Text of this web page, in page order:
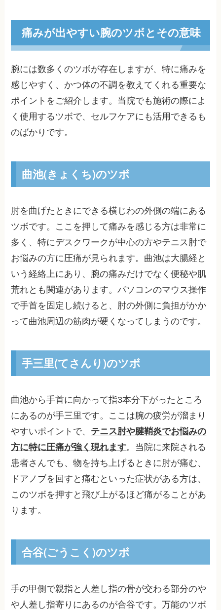
痛みが出やすい腕のツボとその意味
腕には数多くのツボが存在しますが、特に痛みを
感じやすく、かつ体の不調を教えてくれる重要な
ポイントをご紹介します。当院でも施術の際によ
く使用するツボで、セルフケアにも活用できるも
のばかりです。
曲池(きょくち)のツボ
肘を曲げたときにできる横じわの外側の端にある
ツボです。ここを押して痛みを感じる方は非常に
多く、特にデスクワークが中心の方やテニス肘で
お悩みの方に圧痛が見られます。曲池は大腸経と
いう経絡上にあり、腕の痛みだけでなく便秘や肌
荒れとも関連があります。パソコンのマウス操作
で手首を固定し続けると、肘の外側に負担がかか
って曲池周辺の筋肉が硬くなってしまうのです。
手三里(てさんり)のツボ
曲池から手首に向かって指3本分下がったところ
にあるのが手三里です。ここは腕の疲労が溜まり
やすいポイントで、 テニス肘や腱鞘炎でお悩みの
方に特に圧痛が強く現れます。当院に来院される
患者さんでも、物を持ち上げるときに肘が痛む、
ドアノブを回すと痛むといった症状がある方は、
このツボを押すと飛び上がるほど痛がることがあ
ります。
合谷(ごうこく)のツボ
手の甲側で親指と人差し指の骨が交わる部分のや
や人差し指寄りにあるのが合谷です。万能のツボ